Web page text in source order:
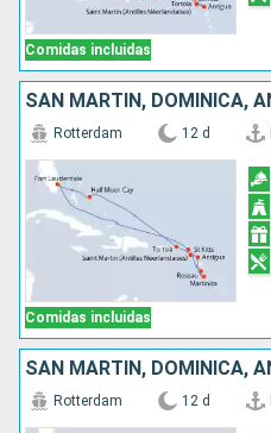
Comidas incluidas
Comidas incluidas
Rotterdam 12 d
Rotterdam 12 d